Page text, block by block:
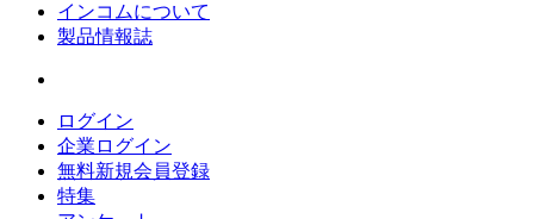
インコムについて
製品情報誌
ログイン
企業ログイン
無料新規会員登録
特集